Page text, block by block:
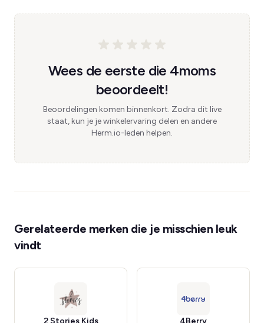
Wees de eerste die 4moms
beoordeelt!
Beoordelingen komen binnenkort. Zodra dit live
staat, kun je je winkelervaring delen en andere
Herm.io-leden helpen.
Gerelateerde merken die je misschien leuk
vindt
2 Stories Kids 4Berry